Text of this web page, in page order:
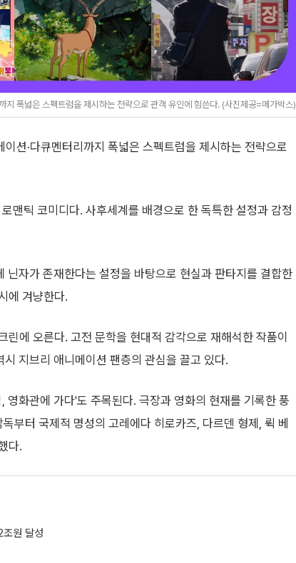
폭넓은 스펙트럼을 제시하는 전략으로 관객 유인에 힘쓴다. (사진제공=메가박스)
션·다큐멘터리까지 폭넓은 스펙트럼을 제시하는 전략으로
맨틱 코미디다. 사후세계를 배경으로 한 독특한 설정과 감정
자가 존재한다는 설정을 바탕으로 현실과 판타지를 결합한
에 겨냥한다.
에 오른다. 고전 문학을 현대적 감각으로 재해석한 작품이
지브리 애니메이션 팬층의 관심을 끌고 있다.
화관에 가다'도 주목된다. 극장과 영화의 현재를 기록한 풍
부터 국제적 명성의 고레에다 히로카즈, 다르덴 형제, 뤽 베
다.
조원 달성